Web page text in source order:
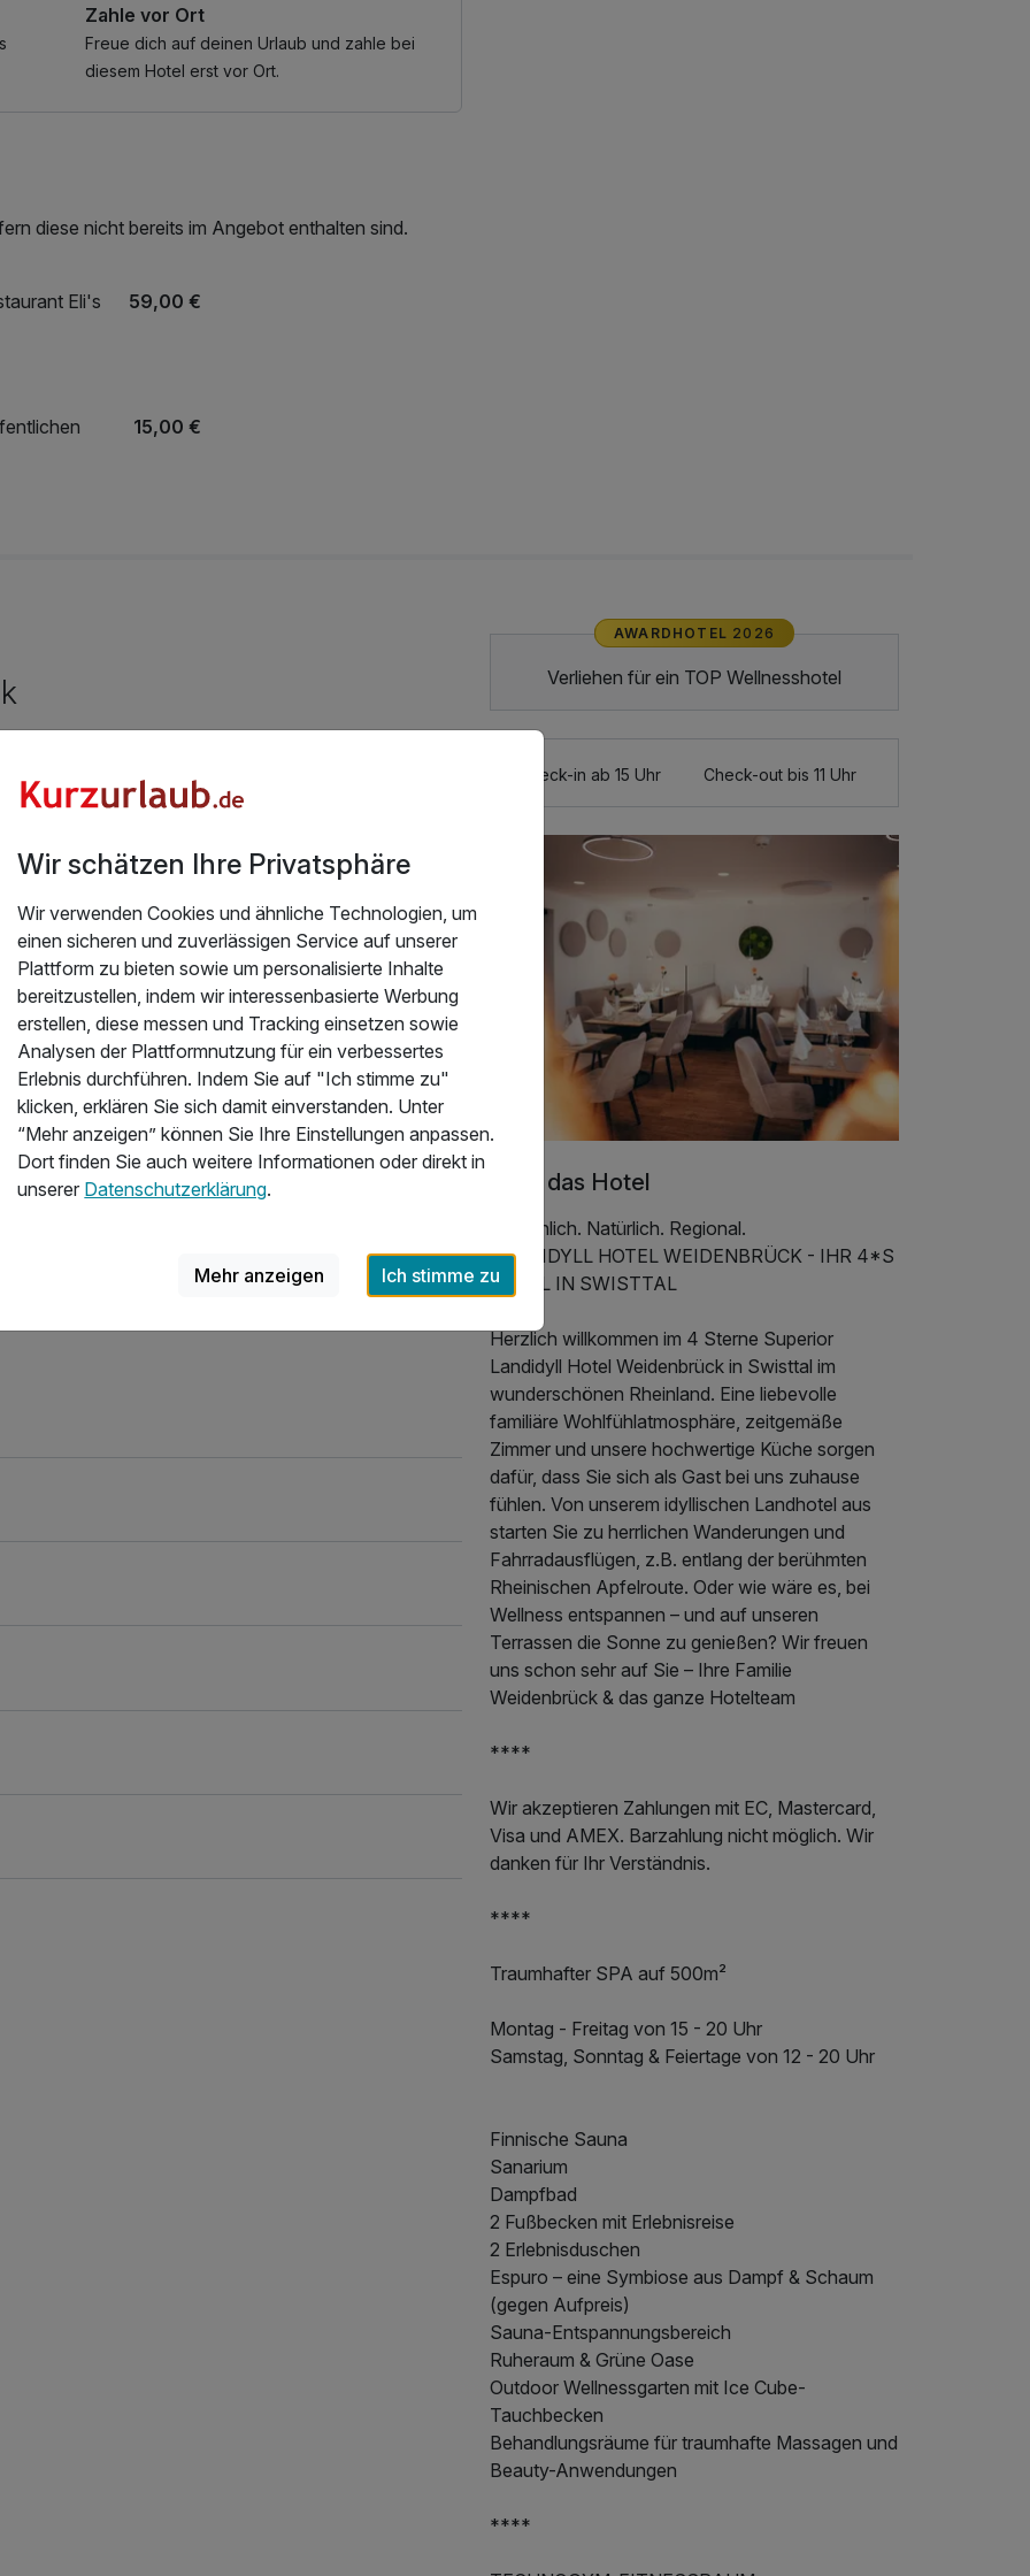
für Sie zubereitet wird.
aus Bewegung, Naturgenuss sowie kulinarischen
Region von ihrer schönsten Seite.
Zahle vor Ort
Freue dich auf deinen Urlaub und zahle bei
diesem Hotel erst vor Ort.
diese nicht bereits im Angebot enthalten sind.
Eli's
59,00 €
15,00 €
45,00 €
30,00 €
40,00 €
oder
45,00 €
Hunde im Hotel erlaubt für 20,00 € pro Stück / Tag
Mit Hotelbar
& 4-Gang-Dinner nahe Bonn
und Entspannung für eine kleine Auszeit in
in der eigenen Heimat, Freundliche, ruhige,
Leckere und gute Küche,
AWARDHOTEL 2026
Verliehen für ein TOP Wellnesshotel
Check-in ab 15 Uhr Check-out bis 11 Uhr
Über das Hotel
Persönlich. Natürlich. Regional.
LANDIDYLL HOTEL WEIDENBRÜCK - IHR 4*S
HOTEL IN SWISTTAL
Herzlich willkommen im 4 Sterne Superior
Landidyll Hotel Weidenbrück in Swisttal im
wunderschönen Rheinland. Eine liebevolle
familiäre Wohlfühlatmosphäre, zeitgemäße
Zimmer und unsere hochwertige Küche sorgen
dafür, dass Sie sich als Gast bei uns zuhause
fühlen. Von unserem idyllischen Landhotel aus
starten Sie zu herrlichen Wanderungen und
Fahrradausflügen, z.B. entlang der berühmten
Rheinischen Apfelroute. Oder wie wäre es, bei
Wellness entspannen – und auf unseren
Terrassen die Sonne zu genießen? Wir freuen
uns schon sehr auf Sie – Ihre Familie
Weidenbrück & das ganze Hotelteam
****
Wir akzeptieren Zahlungen mit EC, Mastercard,
Visa und AMEX. Barzahlung nicht möglich. Wir
danken für Ihr Verständnis.
****
Traumhafter SPA auf 500m²
Montag - Freitag von 15 - 20 Uhr
Samstag, Sonntag & Feiertage von 12 - 20 Uhr
Finnische Sauna
Sanarium
Dampfbad
2 Fußbecken mit Erlebnisreise
2 Erlebnisduschen
Espuro – eine Symbiose aus Dampf & Schaum
(gegen Aufpreis)
Sauna-Entspannungsbereich
Ruheraum & Grüne Oase
Outdoor Wellnessgarten mit Ice Cube-
Tauchbecken
Behandlungsräume für traumhafte Massagen und
Beauty-Anwendungen
****
Wir schätzen Ihre Privatsphäre
Wir verwenden Cookies und ähnliche Technologien, um
einen sicheren und zuverlässigen Service auf unserer
Plattform zu bieten sowie um personalisierte Inhalte
bereitzustellen, indem wir interessenbasierte Werbung
erstellen, diese messen und Tracking einsetzen sowie
Analysen der Plattformnutzung für ein verbessertes
Erlebnis durchführen. Indem Sie auf "Ich stimme zu"
klicken, erklären Sie sich damit einverstanden. Unter
“Mehr anzeigen” können Sie Ihre Einstellungen anpassen.
Dort finden Sie auch weitere Informationen oder direkt in
unserer Datenschutzerklärung.
Mehr anzeigen Ich stimme zu